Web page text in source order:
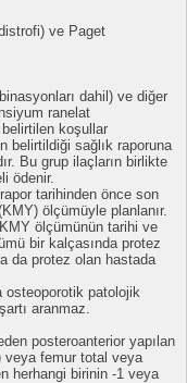
ve Paget
dahil) ve diğer
ranelat
koşullar
belirtildiği sağlık raporuna
Bu grup ilaçların birlikte
ödenir.
tarihinden önce son
ölçümüyle planlanır.
ölçümünün tarihi ve
bir kalçasında protez
da protez olan hastada
osteoporotik patolojik
aranmaz.
posteroanterior yapılan
veya femur total veya
herhangi birinin -1 veya